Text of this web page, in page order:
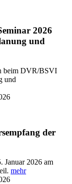
2026
und
beim DVR/BSVI
und
der
Januar 2026 am
mehr